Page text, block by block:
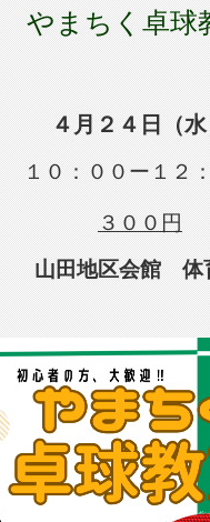
やまちく卓球
４月２４日（水
１０：００ー１２
３００円
山田地区会館 体